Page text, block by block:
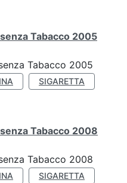
Tabacco 2005
Tabacco 2005
SIGARETTA
Tabacco 2008
Tabacco 2008
SIGARETTA